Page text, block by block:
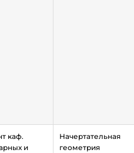
каф.
и
Начертательная
геометрия